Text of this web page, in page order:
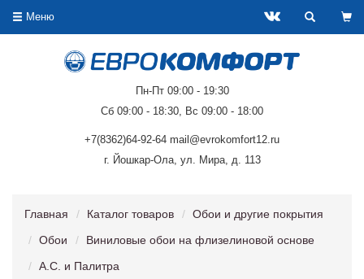
Меню
Пн-Пт 09:00 - 19:30
Сб 09:00 - 18:30, Вс 09:00 - 18:00
+7(8362)64-92-64 mail@evrokomfort12.ru
г. Йошкар-Ола, ул. Мира, д. 113
Главная Каталог товаров
Обои и другие покрытия
Обои
Виниловые обои на флизелиновой основе
А.С. и Палитра